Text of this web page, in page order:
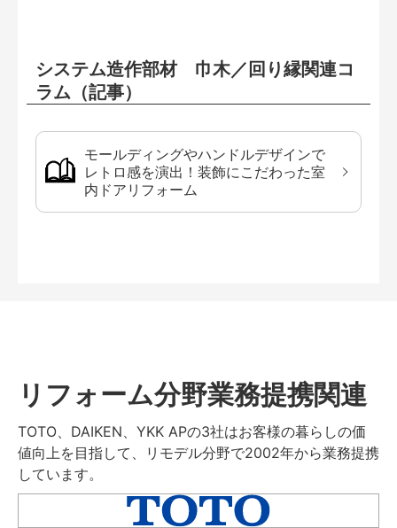
システム造作部材 巾木／回り縁関連コ
ラム（記事）
モールディングやハンドルデザインで
レトロ感を演出！装飾にこだわった室
内ドアリフォーム
リフォーム分野業務提携関連
TOTO、DAIKEN、YKK APの3社はお客様の暮らしの価
値向上を目指して、リモデル分野で2002年から業務提携
しています。